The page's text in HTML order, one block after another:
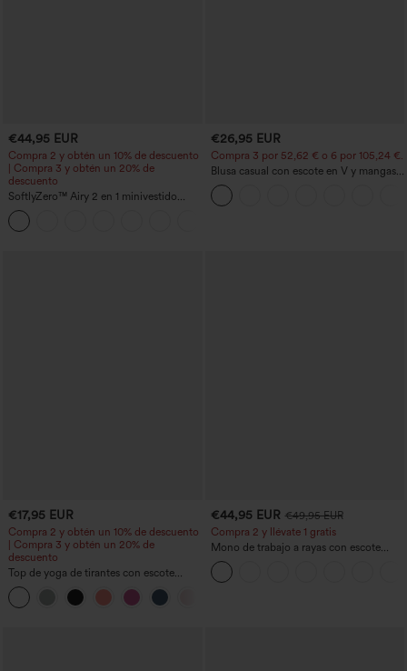
€44,95 EUR
Compra 2 y obtén un 10% de descuento
| Compra 3 y obtén un 20% de
descuento
SoftlyZero™ Airy 2 en 1 minivestido
activo de baile con bolsillos — Edición
Easy Peezy — largo extra
€26,95 EUR
Compra 3 por 52,62 € o 6 por 105,24 €.
Blusa casual con escote en V y mangas
cortas abullonadas
€17,95 EUR
Compra 2 y obtén un 10% de descuento
| Compra 3 y obtén un 20% de
descuento
Top de yoga de tirantes con escote
redondo, fruncido y tacto fresco -
UPF50+
€44,95 EUR €49,95 EUR
Compra 2 y llévate 1 gratis
Mono de trabajo a rayas con escote
barco, sin mangas, lazo lateral, tacto
Cool Touch y bolsillos - Edición Easy
Peezy